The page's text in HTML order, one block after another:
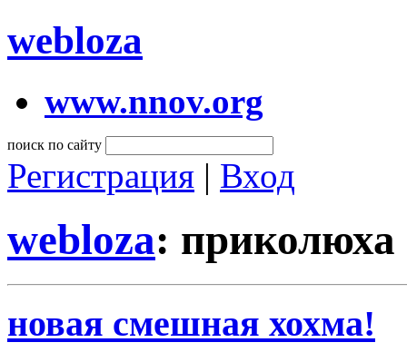
webloza
www.nnov.org
поиск по сайту
Регистрация | Вход
webloza: приколюха
новая смешная хохма!